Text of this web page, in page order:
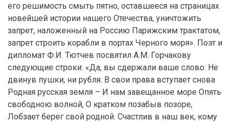
его решимость смыть пятно, оставшееся на страницах
новейшей истории нашего Отечества, уничтожить
запрет, наложенный на Россию Парижским трактатом,
запрет строить корабли в портах Черного моря». Поэт и
дипломат Ф.И. Тютчев посвятил А.М. Горчакову
следующие строки: «Да, вы сдержали ваше слово: Не
двинув пушки, ни рубля. В свои права вступает снова
Родная русская земля – И нам завещанное море Опять
свободною волной, О кратком позабыв позоре,
Лобзает берег свой родной. Счастлив в наш век, кому